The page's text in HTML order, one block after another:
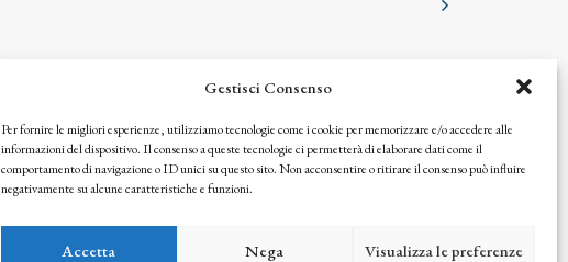
Gestisci Consenso
Per fornire le migliori esperienze, utilizziamo tecnologie come i cookie per memorizzare e/o accedere alle
informazioni del dispositivo. Il consenso a queste tecnologie ci permetterà di elaborare dati come il
comportamento di navigazione o ID unici su questo sito. Non acconsentire o ritirare il consenso può influire
negativamente su alcune caratteristiche e funzioni.
Accetta Nega Visualizza le preferenze
Nessuna parte di questo sito può essere riprodotta o trasmessa con
qualsiasi mezzo senza l’autorizzazione scritta dei proprietari dei
diritti e dell’Istituto Matteucci